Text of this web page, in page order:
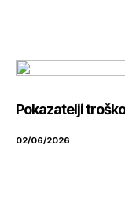
Pokazatelji
02/06/2026